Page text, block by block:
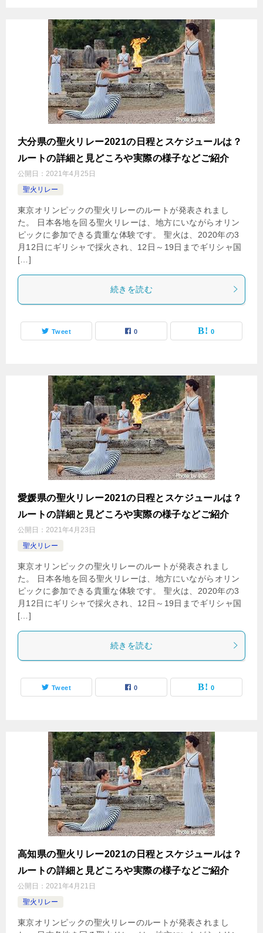
大分県の聖火リレー2021の日程とスケジュールは？
ルートの詳細と見どころや実際の様子などご紹介
公開日： 2021年4月25日
聖火リレー
東京オリンピックの聖火リレーのルートが発表されまし
た。 日本各地を回る聖火リレーは、地方にいながらオリン
ピックに参加できる貴重な体験です。 聖火は、2020年の3
月12日にギリシャで採火され、12日～19日までギリシャ国
[…]
続きを読む
Tweet 0 0
愛媛県の聖火リレー2021の日程とスケジュールは？
ルートの詳細と見どころや実際の様子などご紹介
公開日： 2021年4月23日
聖火リレー
東京オリンピックの聖火リレーのルートが発表されまし
た。 日本各地を回る聖火リレーは、地方にいながらオリン
ピックに参加できる貴重な体験です。 聖火は、2020年の3
月12日にギリシャで採火され、12日～19日までギリシャ国
[…]
続きを読む
Tweet 0 0
高知県の聖火リレー2021の日程とスケジュールは？
ルートの詳細と見どころや実際の様子などご紹介
公開日： 2021年4月21日
聖火リレー
東京オリンピックの聖火リレーのルートが発表されまし